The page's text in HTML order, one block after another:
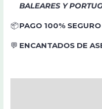
BALEARES Y
📦PAGO 100% SEGURO
💬 ENCANTADOS DE